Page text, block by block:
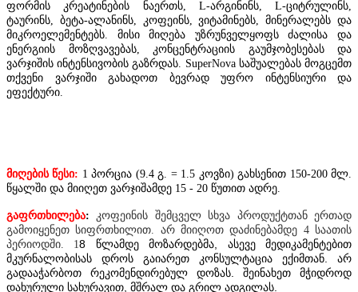
ფორმის კრეატინების ნაერთს, L-არგინინს, L-ციტრულინს,
ტაურინს, ბეტა-ალანინს, კოფეინს, ვიტამინებს, მინერალებს და
მიკროელემენტებს. მისი მიღება უზრუნველყოფს ძალისა და
ენერგიის მოზღვავებას, კონცენტრაციის გაუმჯობესებას და
ვარჯიშის ინტენსივობის გაზრდას. SuperNova საშუალებას მოგცემთ
თქვენი ვარჯიში გახადოთ ბევრად უფრო ინტენსიური და
ეფექტური.
მიღების წესი: 1 პორცია (9.4 გ. = 1.5 კოვზი) გახსენით 150-200 მლ.
წყალში და მიიღეთ ვარჯიშამდე 15 - 20 წუთით ადრე.
გაფრთხილება:კოფეინის შემცველ სხვა პროდუქტთან ერთად
გამოიყენეთ სიფრთხილით. არ მიიღოთ დაძინებამდე 4 საათის
პერიოდში. 18 წლამდე მოზარდებმა, ასევე მედიკამენტებით
მკურნალობისას დროს გაიარეთ კონსულტაცია ექიმთან. არ
გადააჭარბოთ რეკომენდირებულ დოზას. შეინახეთ მჭიდროდ
დახურული სახურავით, მშრალ და გრილ ადგილას.